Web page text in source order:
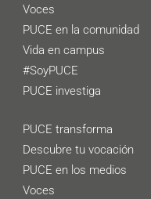
Voces
PUCE en la comunidad
Vida en campus
#SoyPUCE
PUCE investiga
PUCE transforma
Descubre tu vocación
PUCE en los medios
Voces